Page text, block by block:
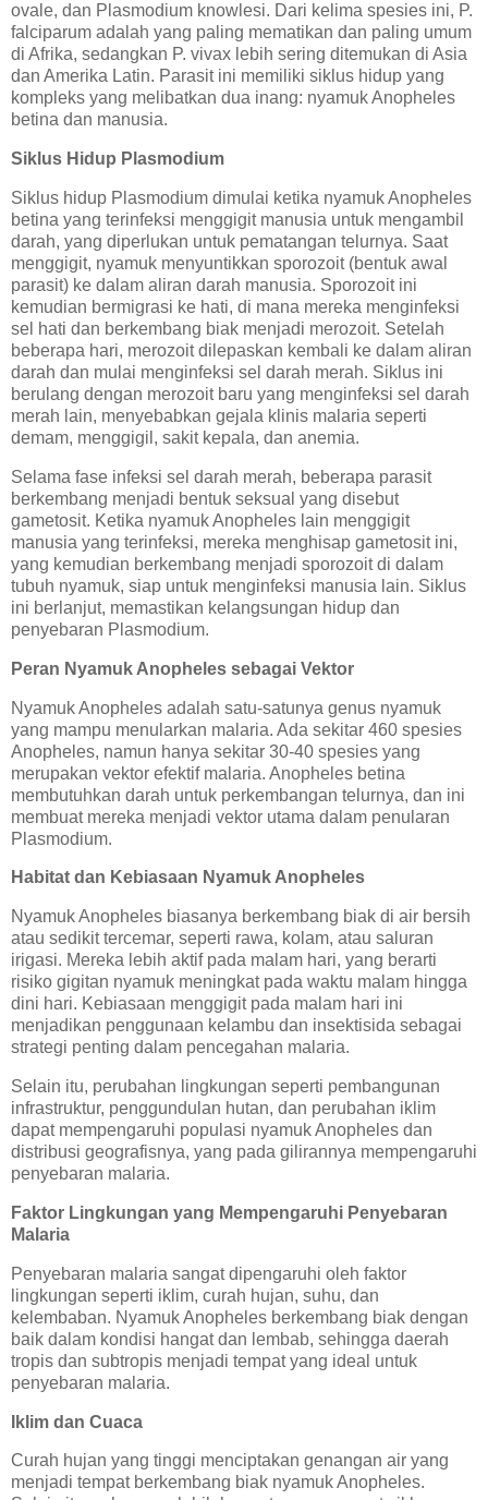
ovale, dan Plasmodium knowlesi. Dari kelima spesies ini, P.
falciparum adalah yang paling mematikan dan paling umum
di Afrika, sedangkan P. vivax lebih sering ditemukan di Asia
dan Amerika Latin. Parasit ini memiliki siklus hidup yang
kompleks yang melibatkan dua inang: nyamuk Anopheles
betina dan manusia.
Siklus Hidup Plasmodium
Siklus hidup Plasmodium dimulai ketika nyamuk Anopheles
betina yang terinfeksi menggigit manusia untuk mengambil
darah, yang diperlukan untuk pematangan telurnya. Saat
menggigit, nyamuk menyuntikkan sporozoit (bentuk awal
parasit) ke dalam aliran darah manusia. Sporozoit ini
kemudian bermigrasi ke hati, di mana mereka menginfeksi
sel hati dan berkembang biak menjadi merozoit. Setelah
beberapa hari, merozoit dilepaskan kembali ke dalam aliran
darah dan mulai menginfeksi sel darah merah. Siklus ini
berulang dengan merozoit baru yang menginfeksi sel darah
merah lain, menyebabkan gejala klinis malaria seperti
demam, menggigil, sakit kepala, dan anemia.
Selama fase infeksi sel darah merah, beberapa parasit
berkembang menjadi bentuk seksual yang disebut
gametosit. Ketika nyamuk Anopheles lain menggigit
manusia yang terinfeksi, mereka menghisap gametosit ini,
yang kemudian berkembang menjadi sporozoit di dalam
tubuh nyamuk, siap untuk menginfeksi manusia lain. Siklus
ini berlanjut, memastikan kelangsungan hidup dan
penyebaran Plasmodium.
Peran Nyamuk Anopheles sebagai Vektor
Nyamuk Anopheles adalah satu-satunya genus nyamuk
yang mampu menularkan malaria. Ada sekitar 460 spesies
Anopheles, namun hanya sekitar 30-40 spesies yang
merupakan vektor efektif malaria. Anopheles betina
membutuhkan darah untuk perkembangan telurnya, dan ini
membuat mereka menjadi vektor utama dalam penularan
Plasmodium.
Habitat dan Kebiasaan Nyamuk Anopheles
Nyamuk Anopheles biasanya berkembang biak di air bersih
atau sedikit tercemar, seperti rawa, kolam, atau saluran
irigasi. Mereka lebih aktif pada malam hari, yang berarti
risiko gigitan nyamuk meningkat pada waktu malam hingga
dini hari. Kebiasaan menggigit pada malam hari ini
menjadikan penggunaan kelambu dan insektisida sebagai
strategi penting dalam pencegahan malaria.
Selain itu, perubahan lingkungan seperti pembangunan
infrastruktur, penggundulan hutan, dan perubahan iklim
dapat mempengaruhi populasi nyamuk Anopheles dan
distribusi geografisnya, yang pada gilirannya mempengaruhi
penyebaran malaria.
Faktor Lingkungan yang Mempengaruhi Penyebaran
Malaria
Penyebaran malaria sangat dipengaruhi oleh faktor
lingkungan seperti iklim, curah hujan, suhu, dan
kelembaban. Nyamuk Anopheles berkembang biak dengan
baik dalam kondisi hangat dan lembab, sehingga daerah
tropis dan subtropis menjadi tempat yang ideal untuk
penyebaran malaria.
Iklim dan Cuaca
Curah hujan yang tinggi menciptakan genangan air yang
menjadi tempat berkembang biak nyamuk Anopheles.